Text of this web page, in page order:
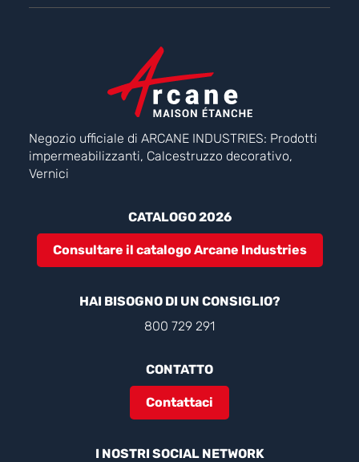
Negozio ufficiale di ARCANE INDUSTRIES: Prodotti
impermeabilizzanti, Calcestruzzo decorativo,
Vernici
CATALOGO 2026
Consultare il catalogo Arcane Industries
HAI BISOGNO DI UN CONSIGLIO?
800 729 291
CONTATTO
Contattaci
I NOSTRI SOCIAL NETWORK